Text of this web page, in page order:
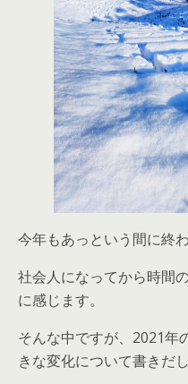
今年もあっという間に終
社会人になってから時間
に感じます。
そんな中ですが、2021年
きな変化について書きだ